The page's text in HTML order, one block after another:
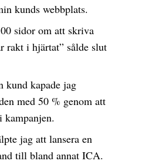
kunds webbplats.
sidor om att skriva
rakt i hjärtat” sålde slut
kund kapade jag
med 50 % genom att
kampanjen.
jag att lansera en
till bland annat ICA.